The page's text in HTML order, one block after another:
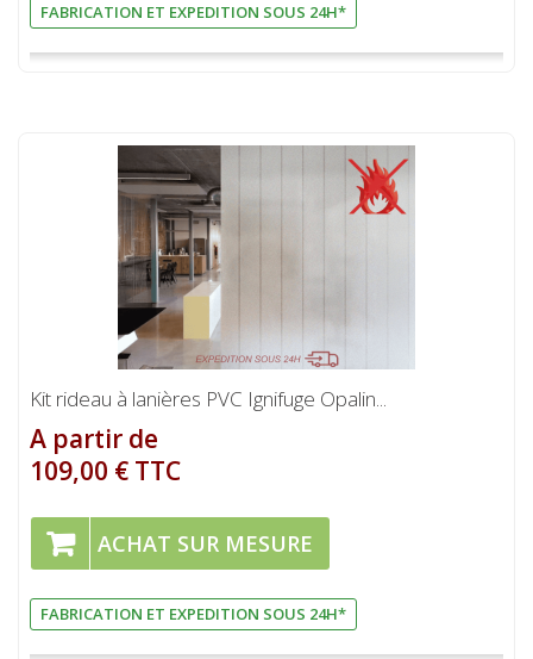
FABRICATION ET EXPEDITION SOUS 24H*
Kit rideau à lanières PVC Ignifuge Opalin...
A partir de
109,00 € TTC
ACHAT SUR MESURE
FABRICATION ET EXPEDITION SOUS 24H*